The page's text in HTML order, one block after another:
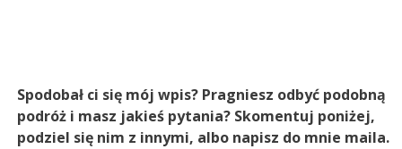
Spodobał ci się mój wpis? Pragniesz odbyć podobną
podróż i masz jakieś pytania? Skomentuj poniżej,
podziel się nim z innymi, albo napisz do mnie maila.